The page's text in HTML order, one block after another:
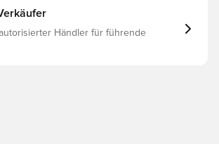
Händler für führende